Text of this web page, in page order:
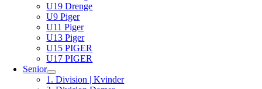
U19 Drenge
U9 Piger
U11 Piger
U13 Piger
U15 PIGER
U17 PIGER
Senior
1. Division | Kvinder